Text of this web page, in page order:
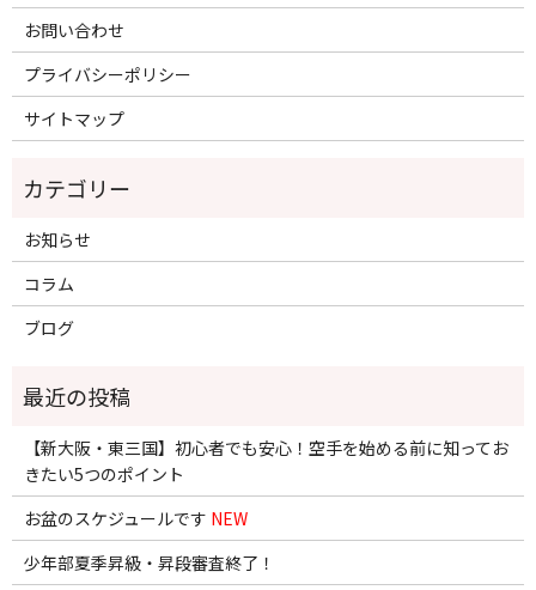
お問い合わせ
プライバシーポリシー
サイトマップ
お知らせ
コラム
ブログ
【新大阪・東三国】初心者でも安心！空手を始める前に知ってお
きたい5つのポイント
お盆のスケジュールです NEW
少年部夏季昇級・昇段審査終了！